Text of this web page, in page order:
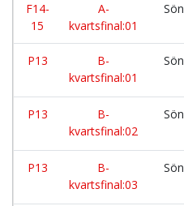
F14-
15
A-
kvartsfinal:01
Sön
P13
B-
kvartsfinal:01
Sön
P13
B-
kvartsfinal:02
Sön
P13
B-
kvartsfinal:03
Sön